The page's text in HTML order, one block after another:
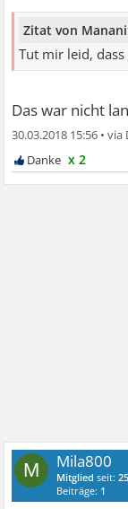
Zitat von
Tut mir leid,
Das war nicht
30.03.2018 15:56 •
x 2
M Mila800
Mitglied seit:
Beiträge: 1